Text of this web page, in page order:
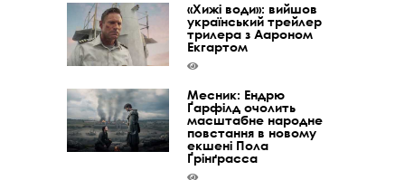
«Хижі води»: вийшов
український трейлер
трилера з Аароном
Екгартом
Месник: Ендрю
Ґарфілд очолить
масштабне народне
повстання в новому
екшені Пола
Ґрінґрасса